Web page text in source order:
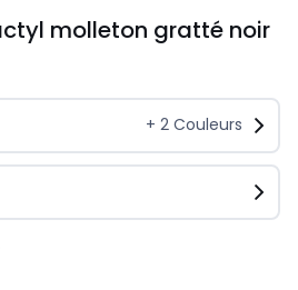
molleton gratté noir
+ 2 Couleurs